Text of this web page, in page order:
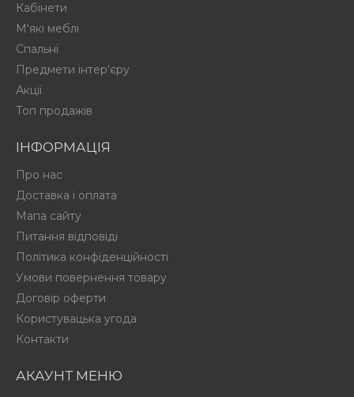
Кабінети
М'які меблі
Спальні
Предмети інтер'єру
Акції
Топ продажів
ІНФОРМАЦІЯ
Про нас
Доставка і оплата
Мапа сайту
Питання відповіді
Політика конфіденційності
Умови повернення товару
Договір оферти
Користувацька угода
Контакти
АКАУНТ МЕНЮ